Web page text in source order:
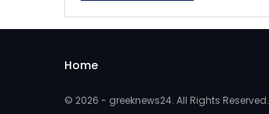
Home
© 2026 - greeknews24. All Rights Reserved.